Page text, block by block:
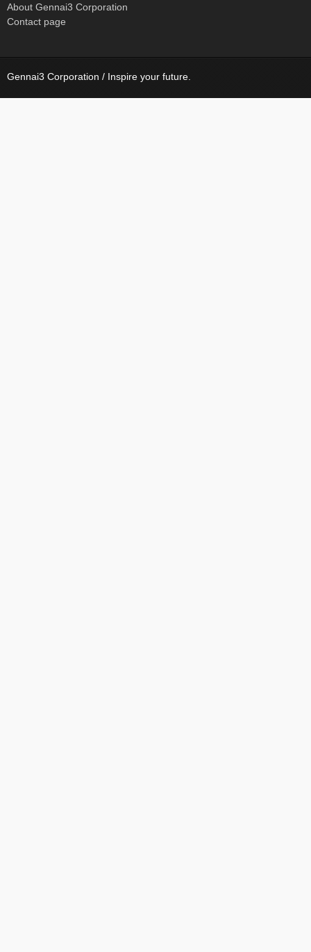
About Gennai3 Corporation
Contact page
Gennai3 Corporation / Inspire your future.